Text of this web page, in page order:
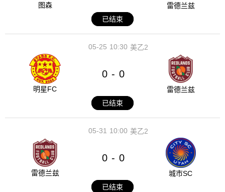
图森
雷德兰兹
已结束
10:30
05-25 美乙2
明星FC
0 - 0
雷德兰兹
已结束
10:00
05-31 美乙2
雷德兰兹
0 - 0
城市SC
已结束